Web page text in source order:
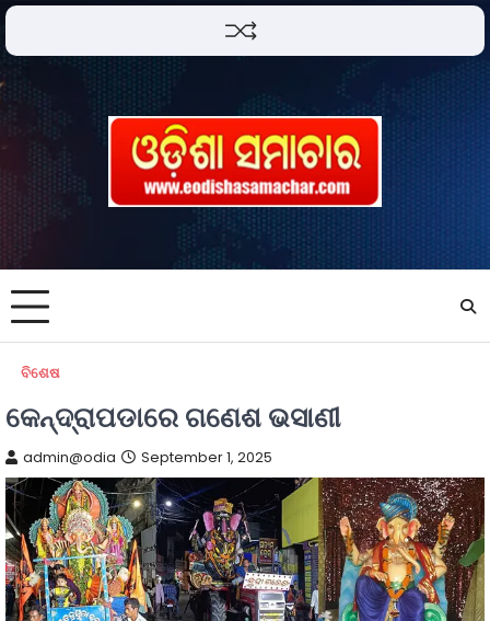
ବିଶେଷ
କେନ୍ଦ୍ରାପଡାରେ ଗଣେଶ ଭସାଣୀ
admin@odia September 1, 2025